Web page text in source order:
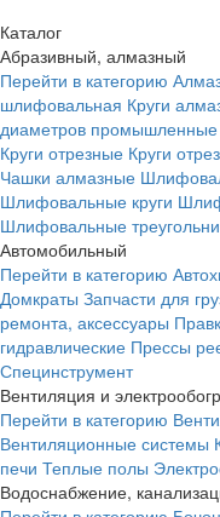
Каталог
Абразивный, алмазный
Перейти в категорию
шлифовальная Круги
диаметров промышленные
Круги отрезные Круги
Чашки алмазные
Шлифовальные круги
Шлифовальные
Автомобильный
Перейти в категорию
Домкраты Запчасти для
ремонта, аксессуары
гидравлические Прессы
Специнструмент
Вентиляция и
Перейти в категорию
Вентиляционные системы
печи Теплые полы
Водоснабжение,